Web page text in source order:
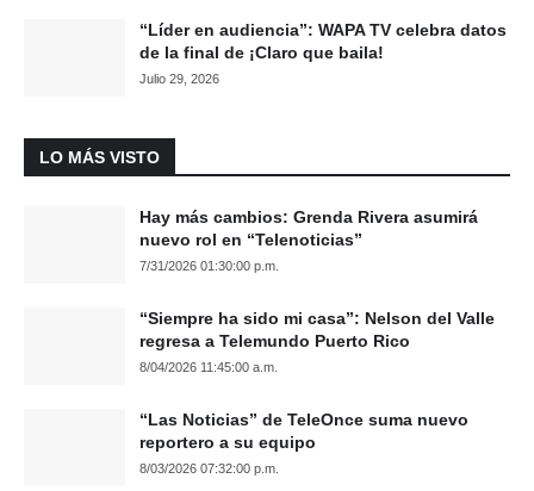
“Líder en audiencia”: WAPA TV celebra datos
de la final de ¡Claro que baila!
Julio 29, 2026
LO MÁS VISTO
Hay más cambios: Grenda Rivera asumirá
nuevo rol en “Telenoticias”
7/31/2026 01:30:00 p.m.
“Siempre ha sido mi casa”: Nelson del Valle
regresa a Telemundo Puerto Rico
8/04/2026 11:45:00 a.m.
“Las Noticias” de TeleOnce suma nuevo
reportero a su equipo
8/03/2026 07:32:00 p.m.